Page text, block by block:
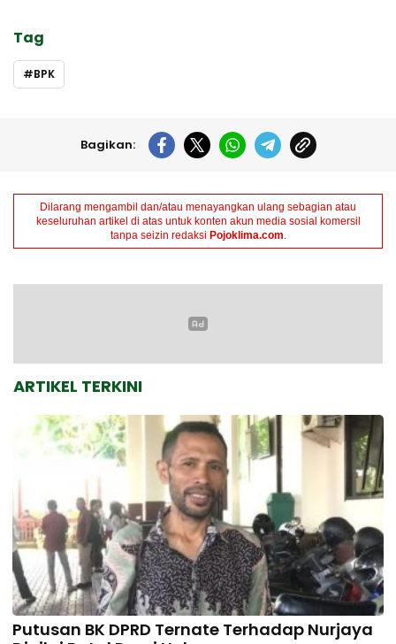
Tag
BPK
Bagikan:
Dilarang mengambil dan/atau menayangkan ulang sebagian atau
keseluruhan artikel di atas untuk konten akun media sosial komersil
tanpa seizin redaksi Pojoklima.com
ARTIKEL TERKINI
Putusan BK DPRD Ternate Terhadap Nurjaya